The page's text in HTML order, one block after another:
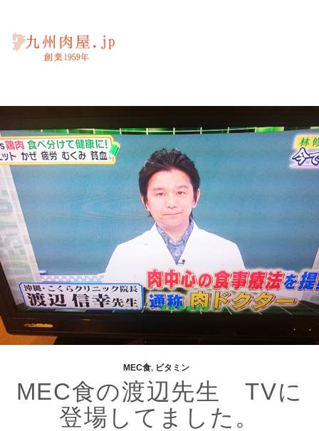
MEC食, ビタミン
MEC食の渡辺先生 TVに
登場してました。